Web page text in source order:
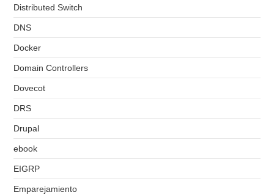
Distributed Switch
DNS
Docker
Domain Controllers
Dovecot
DRS
Drupal
ebook
EIGRP
Emparejamiento